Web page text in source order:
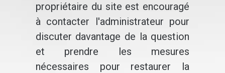
propriétaire du site est encouragé
à contacter l'administrateur pour
discuter davantage de la question
et prendre les mesures
nécessaires pour restaurer la